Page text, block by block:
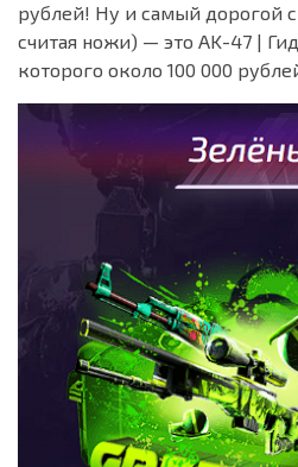
рублей! Ну и самый дорогой
считая ножи) — это AK-47 |
которого около 100 000